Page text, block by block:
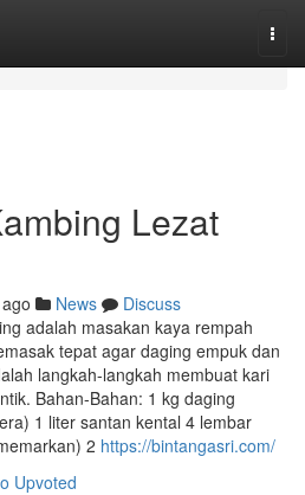
Lezat
News
Discuss
adalah masakan kaya rempah
tepat agar daging empuk dan
langkah-langkah membuat kari
Bahan-Bahan: 1 kg daging
1 liter santan kental 4 lembar
2 https://bintangasri.com/
Upvoted